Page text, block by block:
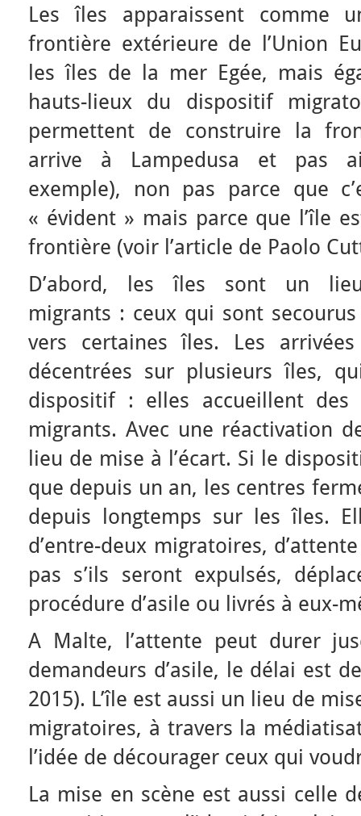
Les îles apparaissent comme
frontière extérieure de l’Union
les îles de la mer Egée, mais
hauts-lieux du dispositif
permettent de construire la
arrive à Lampedusa et pas
exemple), non pas parce que
« évident » mais parce que l’île
frontière (voir l’article de Paolo
D’abord, les îles sont un lieu
migrants : ceux qui sont
vers certaines îles. Les
décentrées sur plusieurs îles,
dispositif : elles accueillent
migrants. Avec une réactivation
lieu de mise à l’écart. Si le
que depuis un an, les centres
depuis longtemps sur les îles.
d’entre-deux migratoires,
pas s’ils seront expulsés,
procédure d’asile ou livrés à eux-
A Malte, l’attente peut durer
demandeurs d’asile, le délai est
2015). L’île est aussi un lieu de
migratoires, à travers la
l’idée de décourager ceux qui
La mise en scène est aussi celle